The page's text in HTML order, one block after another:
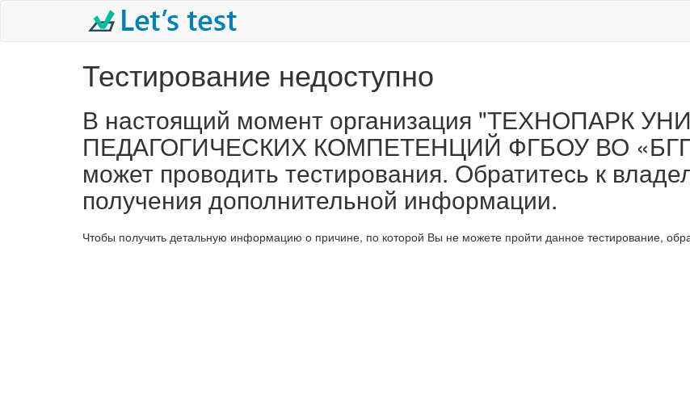
Тестирование недоступно
В настоящий момент организация "ТЕХНОПАРК
ПЕДАГОГИЧЕСКИХ КОМПЕТЕНЦИЙ ФГБОУ ВО
может проводить тестирования. Обратитесь к
получения дополнительной информации.
Чтобы получить детальную информацию о причине, по которой Вы не можете пройти данное тестирование,